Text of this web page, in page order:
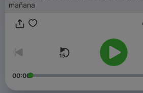
mañana
00:00